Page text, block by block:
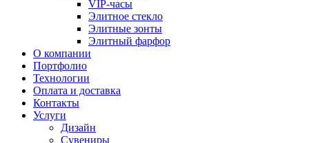
VIP-часы
Элитное стекло
Элитные зонты
Элитный фарфор
О компании
Портфолио
Технологии
Оплата и доставка
Контакты
Услуги
Дизайн
Сувениры